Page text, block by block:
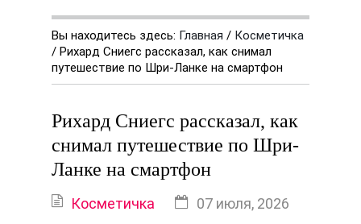
Вы находитесь здесь: Главная / Косметичка
/ Рихард Сниегс рассказал, как снимал
путешествие по Шри-Ланке на смартфон
Рихард Сниегс рассказал, как
снимал путешествие по Шри-
Ланке на смартфон
Косметичка 07 июля, 2026